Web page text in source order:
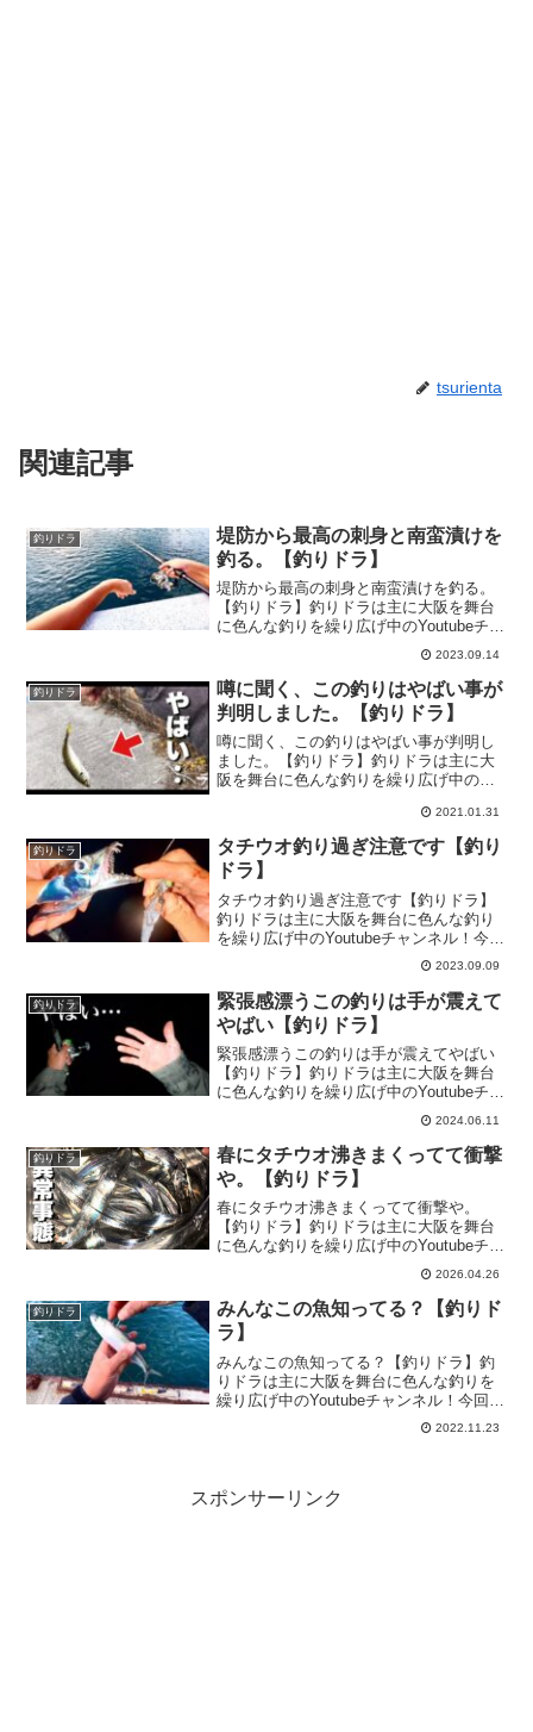
tsurienta
関連記事
釣りドラ
堤防から最高の刺身と南蛮漬けを
釣る。【釣りドラ】
堤防から最高の刺身と南蛮漬けを釣る。
【釣りドラ】釣りドラは主に大阪を舞台
に色んな釣りを繰り広げ中のYoutubeチャ
ンネル！今回は『堤防から最高の刺身と
南蛮漬けを釣る。』の釣り動画をお届け
します♪前回の釣り動画も見てね♪
2023.09.14
釣りドラ
噂に聞く、この釣りはやばい事が
判明しました。【釣りドラ】
噂に聞く、この釣りはやばい事が判明し
ました。【釣りドラ】釣りドラは主に大
阪を舞台に色んな釣りを繰り広げ中の
この釣りはやばい事が判明しました。』
の釣り動画をお届けします♪最高に楽しい
釣りを発見致しま...
2021.01.31
釣りドラ
タチウオ釣り過ぎ注意です【釣り
ドラ】
タチウオ釣り過ぎ注意です【釣りドラ】
釣りドラは主に大阪を舞台に色んな釣り
を繰り広げ中のYoutubeチャンネル！今回
は『タチウオ釣り過ぎ注意です』の釣り
動画をお届けします♪前回の釣り動画も見
てね♪
2023.09.09
釣りドラ
緊張感漂うこの釣りは手が震えて
やばい【釣りドラ】
緊張感漂うこの釣りは手が震えてやばい
【釣りドラ】釣りドラは主に大阪を舞台
に色んな釣りを繰り広げ中のYoutubeチャ
ンネル！今回は『緊張感漂うこの釣りは
手が震えてやばい』の釣り動画をお届け
します♪前回の釣り動画も見てね♪
2024.06.11
釣りドラ
春にタチウオ沸きまくってて衝撃
や。【釣りドラ】
春にタチウオ沸きまくってて衝撃や。
【釣りドラ】釣りドラは主に大阪を舞台
に色んな釣りを繰り広げ中のYoutubeチャ
ンネル！今回は『春にタチウオ沸きまく
ってて衝撃や。』の釣り動画をお届けし
ます♪前回の釣り動画も見てね♪
2026.04.26
釣りドラ
みんなこの魚知ってる？【釣りド
ラ】
みんなこの魚知ってる？【釣りドラ】釣
りドラは主に大阪を舞台に色んな釣りを
繰り広げ中のYoutubeチャンネル！今回は
『みんなこの魚知ってる？』の釣り動画
をお届けします♪前回の釣り動画も見てね
2022.11.23
スポンサーリンク